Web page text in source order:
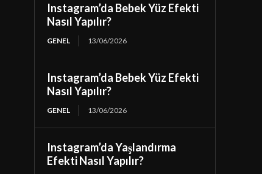
Instagram’da Bebek Yüz Efekti
Nasıl Yapılır?
GENEL 13/06/2026
Instagram’da Bebek Yüz Efekti
Nasıl Yapılır?
GENEL 13/06/2026
Instagram’da Yaşlandırma
Efekti Nasıl Yapılır?